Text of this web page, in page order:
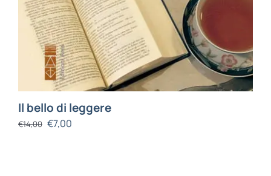
Il bello di leggere
€14,00 €7,00